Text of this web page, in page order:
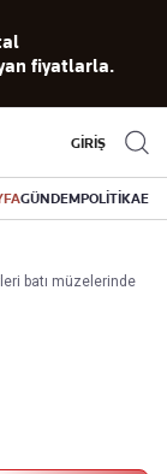
fiyatlarla.
GİRİŞ
GÜNDEMPOLİTİKA
batı müzelerinde